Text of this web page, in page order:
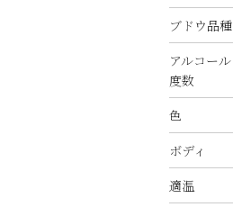
ブドウ品種
アルコール
度数
色
ボディ
適温